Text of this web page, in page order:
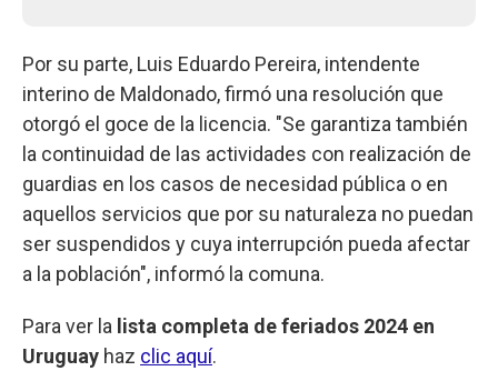
Por su parte, Luis Eduardo Pereira, intendente
interino de Maldonado, firmó una resolución que
otorgó el goce de la licencia. "Se garantiza también
la continuidad de las actividades con realización de
guardias en los casos de necesidad pública o en
aquellos servicios que por su naturaleza no puedan
ser suspendidos y cuya interrupción pueda afectar
a la población", informó la comuna.
Para ver la lista completa de feriados 2024 en
Uruguay haz clic aquí.